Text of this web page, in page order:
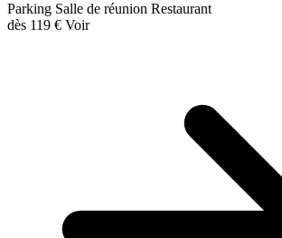
Parking Salle de réunion Restaurant
dès 119 € Voir